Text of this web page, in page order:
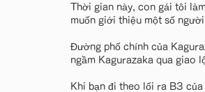
Thời gian này, con gái tôi
muốn giới thiệu một số
Đường phố chính của
ngầm Kagurazaka qua giao
Khi bạn đi theo lối ra B3